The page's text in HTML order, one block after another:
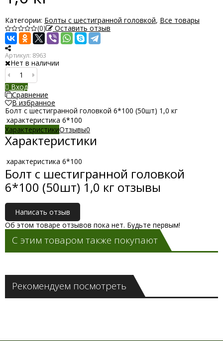
Категории: Болты с шестигранной головкой, Все товары
(0)
Оставить отзыв
Артикул: 8963
Нет в наличии
Вход
Сравнение
В избранное
Болт с шестигранной головкой 6*100 (50шт) 1,0 кг
характеристика 6*100
ХарактеристикиОтзывы0
Характеристики
характеристика 6*100
Болт с шестигранной головкой
6*100 (50шт) 1,0 кг отзывы
Написать отзыв
Об этом товаре отзывов пока нет. Будьте первым!
С этим товаром также покупают
Рекомендуем посмотреть